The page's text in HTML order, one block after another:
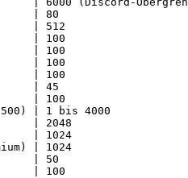
| 80
| 512
| 100
| 100
| 100
| 100
| 45
| 100
500) | 1 bis 4000
| 2048
| 1024
| 1024
| 50
| 100